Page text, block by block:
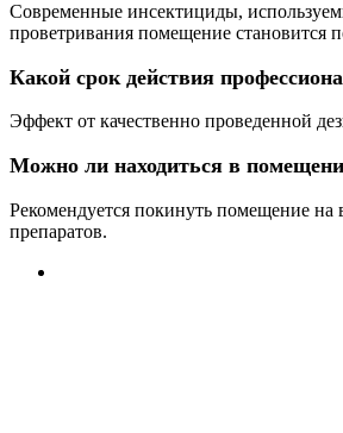
Современные инсектициды,
проветривания помещение становится
Какой срок действия
Эффект от качественно проведенной
Можно ли находиться в
Рекомендуется покинуть помещение на
препаратов.